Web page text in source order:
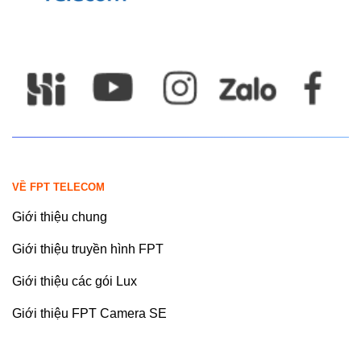
VỀ FPT TELECOM
Giới thiệu chung
Giới thiệu truyền hình FPT
Giới thiệu các gói Lux
Giới thiệu FPT Camera SE